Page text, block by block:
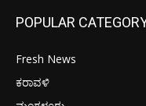
POPULAR
Fresh News
ಕರಾವಳಿ